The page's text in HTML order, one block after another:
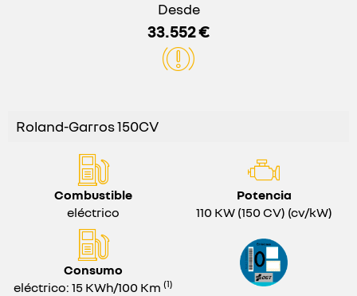
Desde
33.552 €
Roland-Garros 150CV
Combustible
eléctrico
Potencia
110 KW (150 CV) (cv/kW)
Consumo
eléctrico: 15 KWh/100 Km (1)